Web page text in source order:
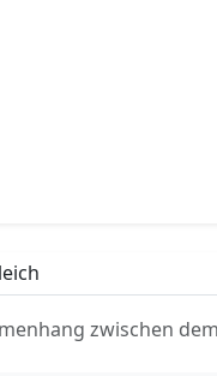
zwischen